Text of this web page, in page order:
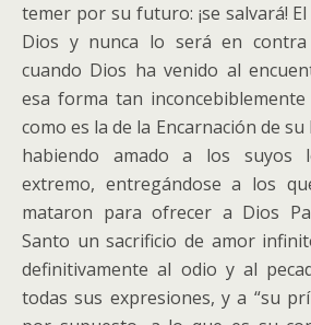
temer por su futuro: ¡se salvará!
Dios y nunca lo será en contra
cuando Dios ha venido al
esa forma tan
como es la de la Encarnación de
habiendo amado a los suyos
extremo, entregándose a los
mataron para ofrecer a Dios
Santo un sacrificio de amor
definitivamente al odio y al
todas sus expresiones, y a “su